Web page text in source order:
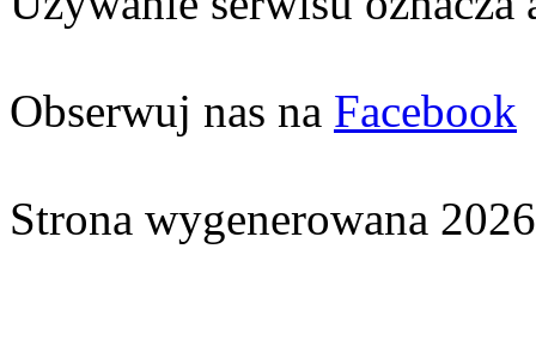
Obserwuj nas na Facebook
Strona wygenerowana